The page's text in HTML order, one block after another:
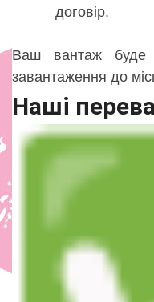
договір.
Ваш вантаж буде
завантаження до
Наші